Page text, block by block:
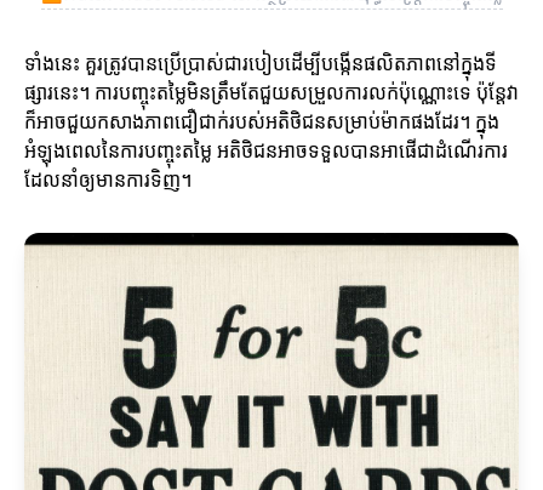
ទាំងនេះ គួរត្រូវបានប្រើប្រាស់ជារបៀបដើម្បីបង្កើនផលិតភាពនៅក្នុងទី
ផ្សារនេះ។ ការបញ្ចុះតម្លៃមិនត្រឹមតែជួយសម្រួលការលក់ប៉ុណ្ណោះទេ ប៉ុន្តែវា
ក៏អាចជួយកសាងភាពជឿជាក់របស់អតិថិជនសម្រាប់ម៉ាកផងដែរ។ ក្នុង
អំឡុងពេលនៃការបញ្ចុះតម្លៃ អតិថិជនអាចទទួលបានអាផើជាដំណើរការ
ដែលនាំឲ្យមានការទិញ។